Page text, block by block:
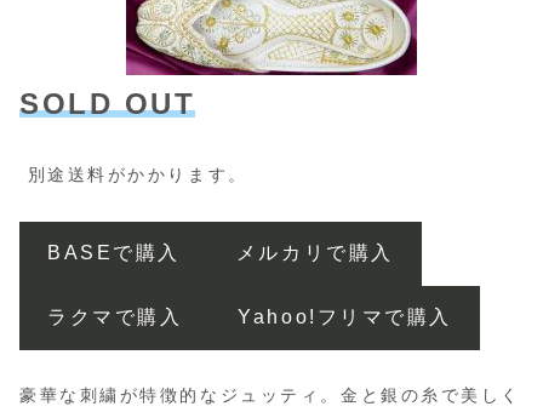
SOLD OUT
別途送料がかかります。
BASEで購入 メルカリで購入
ラクマで購入 Yahoo!フリマで購入
豪華な刺繍が特徴的なジュッティ。金と銀の糸で美しく